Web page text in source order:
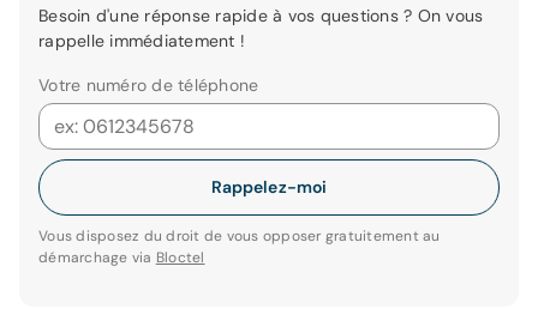
Besoin d'une réponse rapide à vos questions ? On vous
rappelle immédiatement !
Votre numéro de téléphone
Rappelez-moi
Vous disposez du droit de vous opposer gratuitement au
démarchage via Bloctel